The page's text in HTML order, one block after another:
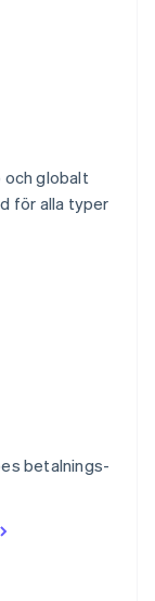
och globalt
för alla typer
betalnings-